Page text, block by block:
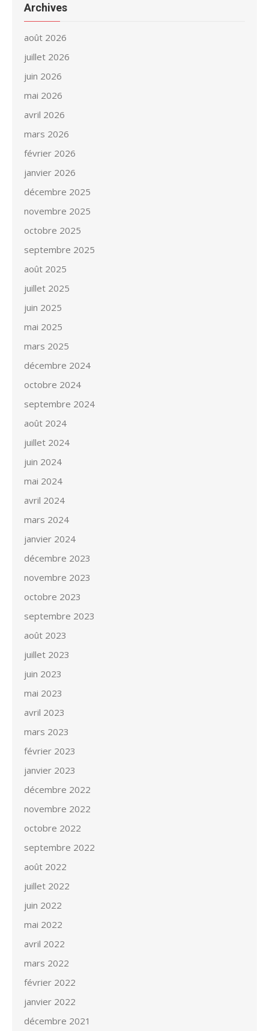
Archives
août 2026
juillet 2026
juin 2026
mai 2026
avril 2026
mars 2026
février 2026
janvier 2026
décembre 2025
novembre 2025
octobre 2025
septembre 2025
août 2025
juillet 2025
juin 2025
mai 2025
mars 2025
décembre 2024
octobre 2024
septembre 2024
août 2024
juillet 2024
juin 2024
mai 2024
avril 2024
mars 2024
janvier 2024
décembre 2023
novembre 2023
octobre 2023
septembre 2023
août 2023
juillet 2023
juin 2023
mai 2023
avril 2023
mars 2023
février 2023
janvier 2023
décembre 2022
novembre 2022
octobre 2022
septembre 2022
août 2022
juillet 2022
juin 2022
mai 2022
avril 2022
mars 2022
février 2022
janvier 2022
décembre 2021